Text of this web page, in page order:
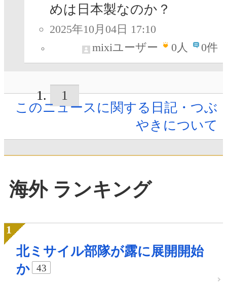
めは日本製なのか？
2025年10月04日 17:10
mixiユーザー
0人 0件
1
このニュースに関する日記・つぶ
やきについて
海外 ランキング
北ミサイル部隊が露に展開開始
か
43